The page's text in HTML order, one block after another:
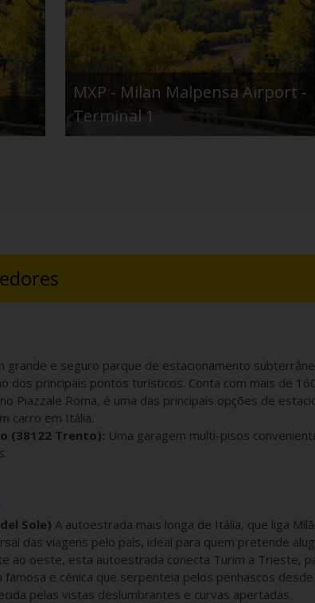
MXP - Milan Malpensa Airport -
Terminal 1
grande e seguro parque de estacionamento
dos principais pontos turísticos. Conta com mais de
Piazzale Roma, é uma das principais opções de
carro em Itália.
(38122 Trento): Uma garagem multi-pisos
Sole) A autoestrada mais longa de Itália, que liga
das viagens pelo país, ideal para quem pretende
ao oeste, esta autoestrada conecta Turim a Trieste,
famosa e cénica que serpenteia pelos penhascos
pelas vistas deslumbrantes e curvas apertadas.